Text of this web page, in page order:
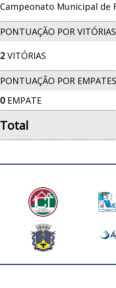
Campeonato Municipal de
PONTUAÇÃO POR VITÓRIAS
2 VITÓRIAS
PONTUAÇÃO POR EMPATES
0EMPATE
Total